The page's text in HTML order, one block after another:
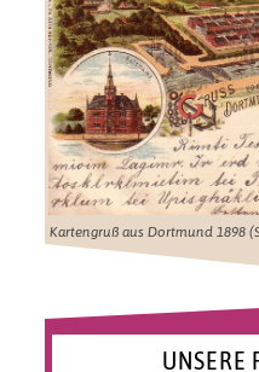
Kartengruß aus Dortmund 1898
UNSERE